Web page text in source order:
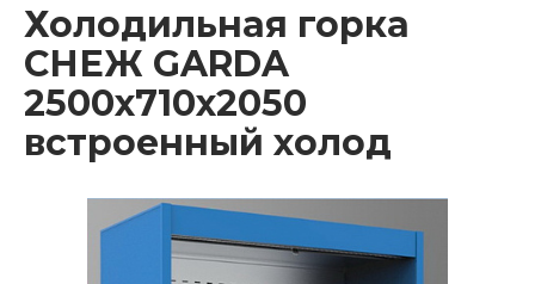
Холодильная горка
СНЕЖ GARDA
2500x710x2050
встроенный холод